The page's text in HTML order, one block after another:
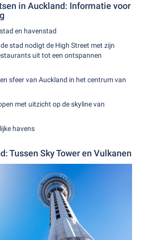
in Auckland: Informatie voor
en havenstad
stad nodigt de High Street met zijn
uit tot een ontspannen
sfeer van Auckland in het centrum van
met uitzicht op de skyline van
havens
Tussen Sky Tower en Vulkanen